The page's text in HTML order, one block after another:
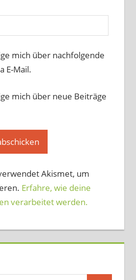
mich über nachfolgende
E-Mail.
mich über neue Beiträge
Akismet, um
Erfahre, wie deine
verarbeitet werden.